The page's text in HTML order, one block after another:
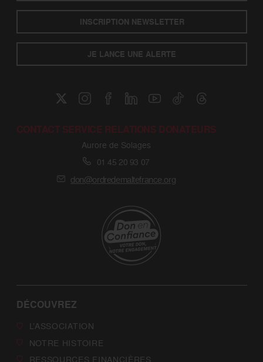
INSCRIPTION NEWSLETTER
JE LANCE UNE ALERTE
CONTACT SERVICE RELATIONS DONATEURS
Aurore de Solages
01 45 20 93 07
don@ordredemaltefrance.org
DÉCOUVREZ
L’ASSOCIATION
NOTRE HISTOIRE
RESSOURCES FINANCIÈRES